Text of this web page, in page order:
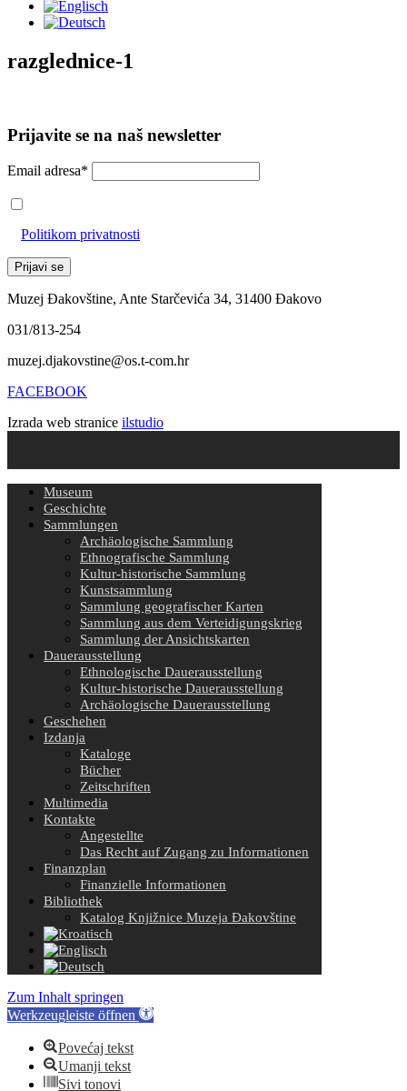
razglednice-1
Prijavite se na naš newsletter
Email adresa*
Politikom privatnosti
Muzej Đakovštine, Ante Starčevića 34, 31400 Đakovo
031/813-254
muzej.djakovstine@os.t-com.hr
FACEBOOK
Izrada web stranice ilstudio
Museum
Geschichte
Sammlungen
Archäologische Sammlung
Ethnografische Sammlung
Kultur-historische Sammlung
Kunstsammlung
Sammlung geografischer Karten
Sammlung aus dem Verteidigungskrieg
Sammlung der Ansichtskarten
Dauerausstellung
Ethnologische Dauerausstellung
Kultur-historische Dauerausstellung
Archäologische Dauerausstellung
Geschehen
Izdanja
Kataloge
Bücher
Zeitschriften
Multimedia
Kontakte
Angestellte
Das Recht auf Zugang zu Informationen
Finanzplan
Finanzielle Informationen
Bibliothek
Katalog Knjižnice Muzeja Đakovštine
Zum Inhalt springen
Werkzeugleiste öffnen
Povećaj tekst
Umanji tekst
Sivi tonovi